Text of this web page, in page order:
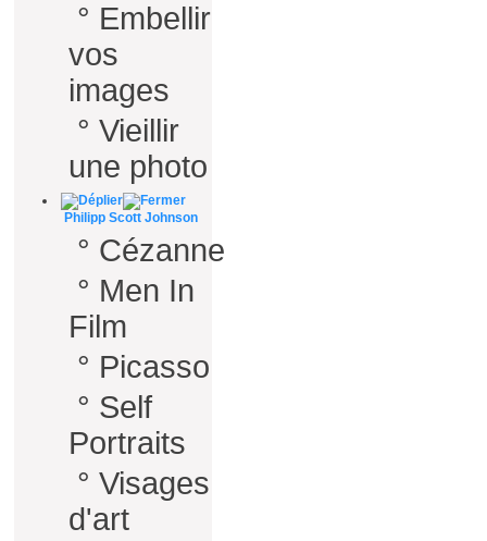
° Embellir
vos
images
° Vieillir
une photo
Philipp Scott Johnson
° Cézanne
° Men In
Film
° Picasso
° Self
Portraits
° Visages
d'art